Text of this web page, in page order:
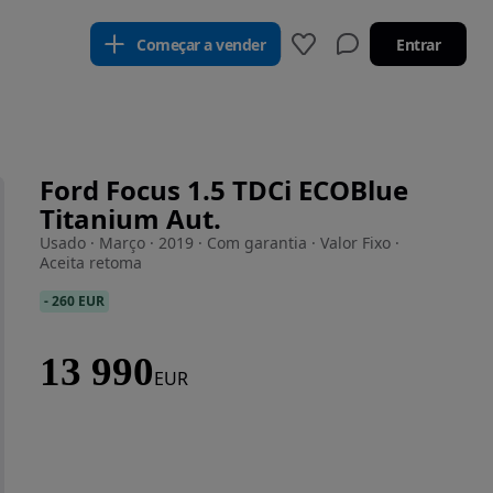
Começar a vender Entrar
Ford Focus 1.5 TDCi ECOBlue
Titanium Aut.
Usado · Março · 2019 · Com garantia · Valor Fixo ·
Aceita retoma
-260 EUR
13 990EUR